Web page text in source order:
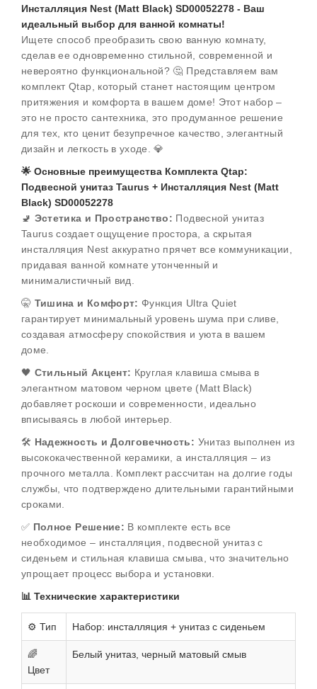
Инсталляция Nest (Matt Black) SD00052278 - Ваш
идеальный выбор для ванной комнаты!
Ищете способ преобразить свою ванную комнату,
сделав ее одновременно стильной, современной и
невероятно функциональной? 🤔 Представляем вам
комплект Qtap, который станет настоящим центром
притяжения и комфорта в вашем доме! Этот набор –
это не просто сантехника, это продуманное решение
для тех, кто ценит безупречное качество, элегантный
дизайн и легкость в уходе. 💎
🌟 Основные преимущества Комплекта Qtap:
Подвесной унитаз Taurus + Инсталляция Nest (Matt
Black) SD00052278
🚽 Эстетика и Пространство: Подвесной унитаз
Taurus создает ощущение простора, а скрытая
инсталляция Nest аккуратно прячет все коммуникации,
придавая ванной комнате утонченный и
минималистичный вид.
🤫 Тишина и Комфорт: Функция Ultra Quiet
гарантирует минимальный уровень шума при сливе,
создавая атмосферу спокойствия и уюта в вашем
доме.
🖤 Стильный Акцент: Круглая клавиша смыва в
элегантном матовом черном цвете (Matt Black)
добавляет роскоши и современности, идеально
вписываясь в любой интерьер.
🛠️ Надежность и Долговечность: Унитаз выполнен из
высококачественной керамики, а инсталляция – из
прочного металла. Комплект рассчитан на долгие годы
службы, что подтверждено длительными гарантийными
сроками.
✅ Полное Решение: В комплекте есть все
необходимое – инсталляция, подвесной унитаз с
сиденьем и стильная клавиша смыва, что значительно
упрощает процесс выбора и установки.
📊 Технические характеристики
⚙️ Тип Набор: инсталляция + унитаз с сиденьем
🌈
Цвет
Белый унитаз, черный матовый смыв